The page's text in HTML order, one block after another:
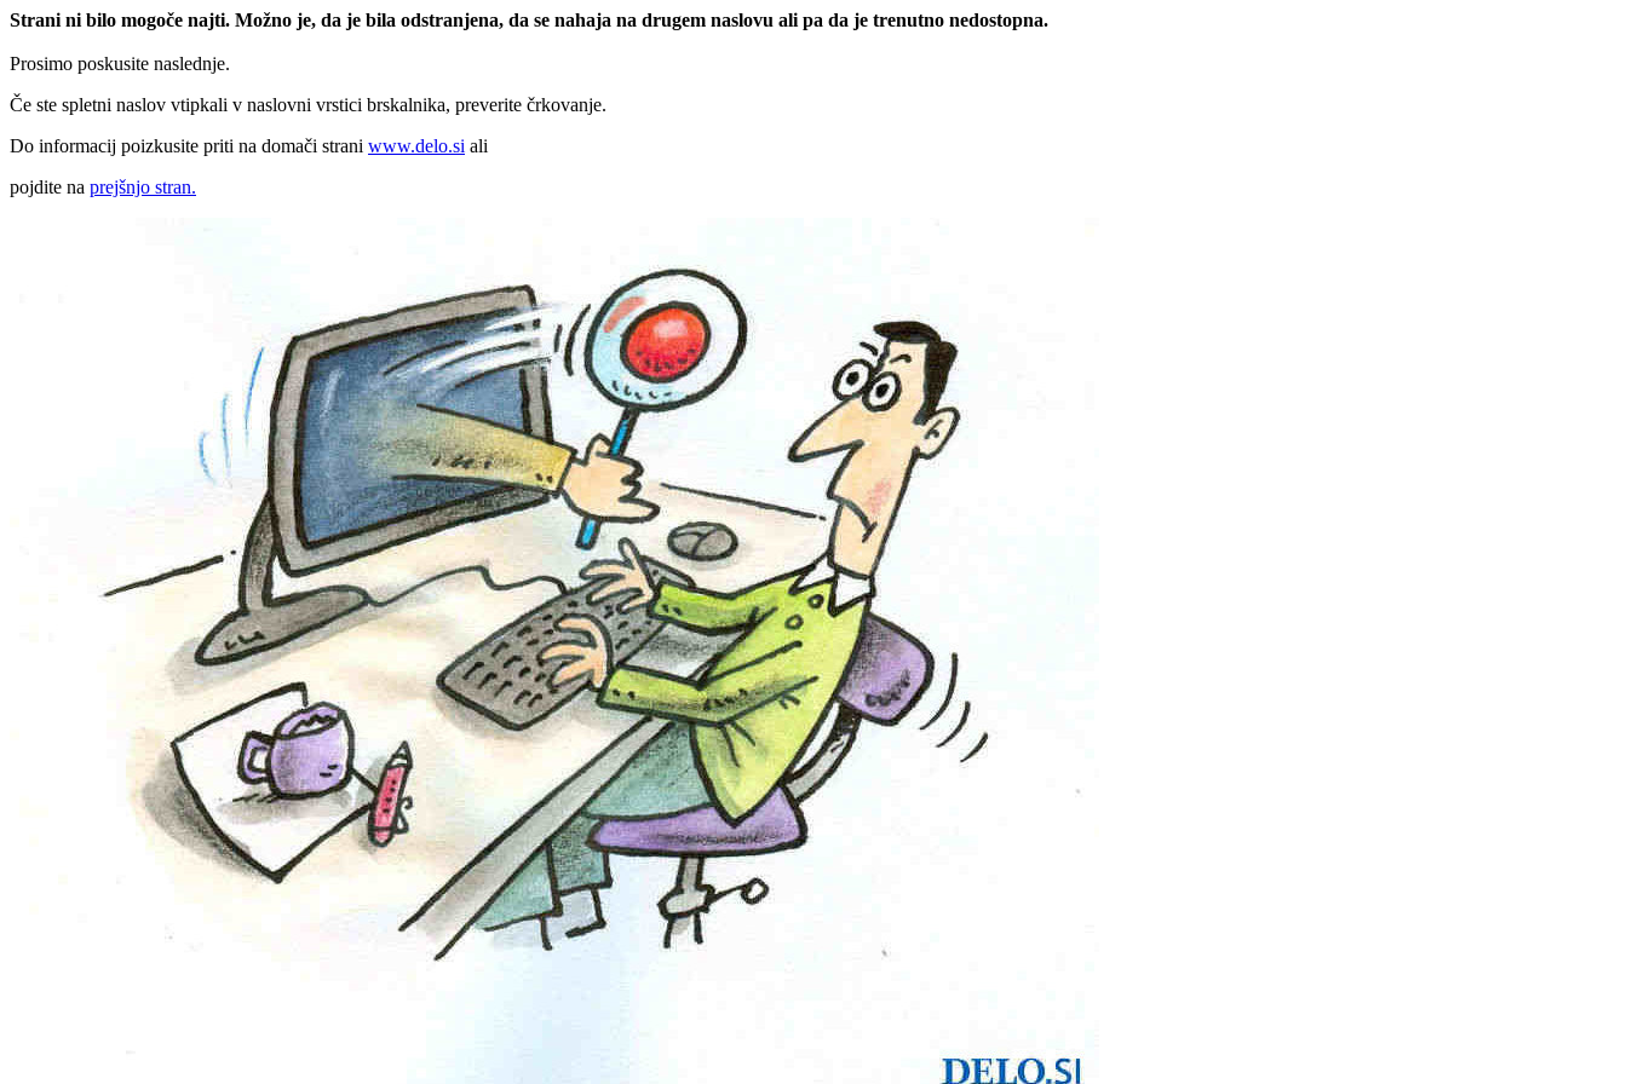
Strani ni bilo mogoče najti. Možno je, da je bila odstranjena, da se nahaja na drugem naslovu ali pa da je trenutno nedostopna.
Prosimo poskusite naslednje.
Če ste spletni naslov vtipkali v naslovni vrstici brskalnika, preverite črkovanje.
Do informacij poizkusite priti na domači strani www.delo.si ali
pojdite na prejšnjo stran.